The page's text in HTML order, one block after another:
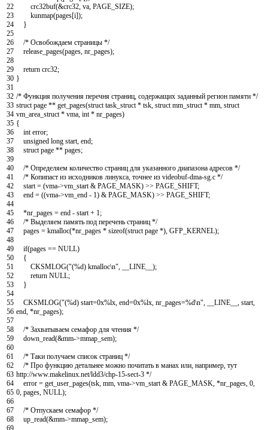
22
23
24
25
26
27
28
29
30
31
32
33
34
35
36
37
38
39
40
41
42
43
44
45
46
47
48
49
50
51
52
53
54
55
56
57
58
59
60
61
62
63
64
65
66
67
68
crc32buf(&crc32, va, PAGE_SIZE);
kunmap(pages[i]);
}
/* Освобождаем страницы */
release_pages(pages, nr_pages);
return crc32;
}
/* Функция получения перечня страниц, содержащих заданный регион памяти */
struct page ** get_pages(struct task_struct * tsk, struct mm_struct * mm, struct
vm_area_struct * vma, int * nr_pages)
{
int error;
unsigned long start, end;
struct page ** pages;
/* Определяем количество страниц для указанного диапазона адресов */
/* Копипаст из исходников линукса, точнее из videobuf-dma-sg.c */
start = (vma->vm_start & PAGE_MASK) >> PAGE_SHIFT;
end = ((vma->vm_end - 1) & PAGE_MASK) >> PAGE_SHIFT;
*nr_pages = end - start + 1;
/* Выделяем память под перечень страниц */
pages = kmalloc(*nr_pages * sizeof(struct page *), GFP_KERNEL);
if(pages == NULL)
{
CKSMLOG("(%d) kmalloc\n", __LINE__ );
return NULL;
}
CKSMLOG("(%d) start=0x%lx, end=0x%lx, nr_pages=%d\n", __LINE__ , start,
end, *nr_pages);
/* Захватываем семафор для чтения */
down_read(&mm->mmap_sem);
/* Таки получаем список страниц */
/* Про функцию детальнее можно почитать в манах или, например, тут
http://www.makelinux.net/ldd3/chp-15-sect-3 */
error = get_user_pages(tsk, mm, vma->vm_start & PAGE_MASK, *nr_pages, 0,
0, pages, NULL);
/* Отпускаем семафор */
up_read(&mm->mmap_sem);